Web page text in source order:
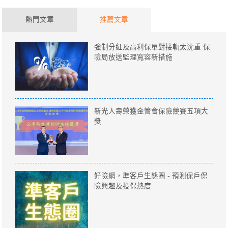
熱門文章 推薦文章
強制分紅及高利保單對接軌太沈重 保
險局放送監理寬容新措施
新光人壽榮獲金管會保險競賽五項大
獎
好險網，準客戶生態圈 - 預測保戶保
險興趣及投保熱度